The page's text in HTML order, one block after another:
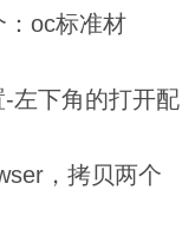
：oc标准材
左下角的打开配
，拷贝两个